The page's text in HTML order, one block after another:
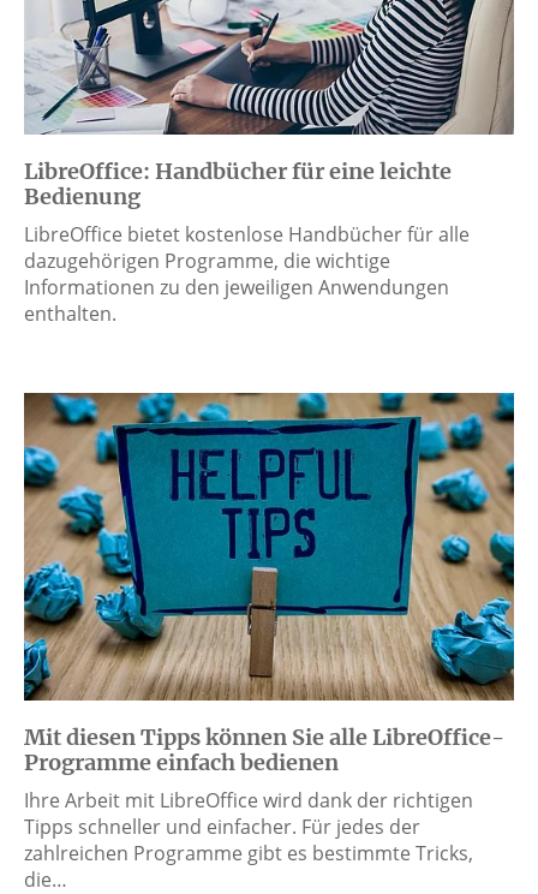
LibreOffice: Handbücher für eine leichte
Bedienung
LibreOffice bietet kostenlose Handbücher für alle
dazugehörigen Programme, die wichtige
Informationen zu den jeweiligen Anwendungen
enthalten.
Mit diesen Tipps können Sie alle LibreOffice-
Programme einfach bedienen
Ihre Arbeit mit LibreOffice wird dank der richtigen
Tipps schneller und einfacher. Für jedes der
zahlreichen Programme gibt es bestimmte Tricks,
die…